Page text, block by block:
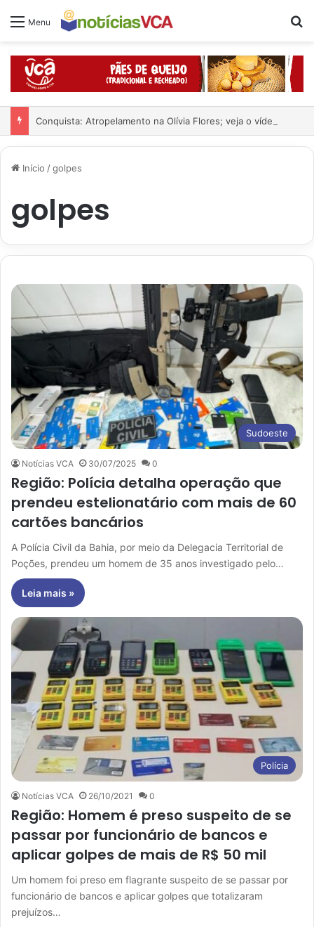
Menu
Conquista: Atropelamento na Olívia Flores; veja o vídeo
Início /golpes
golpes
Sudoeste
Notícias VCA 30/07/2025 0
Região: Polícia detalha operação que
prendeu estelionatário com mais de 60
cartões bancários
A Polícia Civil da Bahia, por meio da Delegacia Territorial de
Poções, prendeu um homem de 35 anos investigado pelo…
Leia mais »
Polícia
Notícias VCA 26/10/2021 0
Região: Homem é preso suspeito de se
passar por funcionário de bancos e
aplicar golpes de mais de R$ 50 mil
Um homem foi preso em flagrante suspeito de se passar por
funcionário de bancos e aplicar golpes que totalizaram
prejuízos…